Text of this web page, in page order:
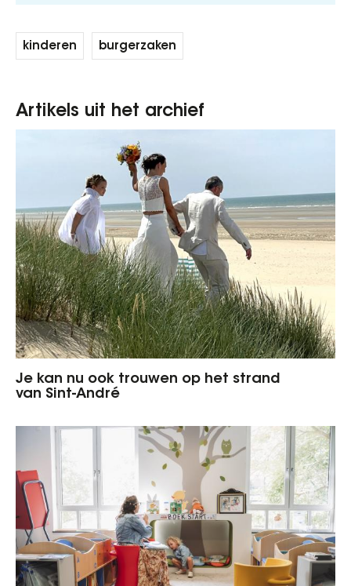
kinderen burgerzaken
Artikels uit het archief
Je kan nu ook trouwen op het strand
van Sint-André